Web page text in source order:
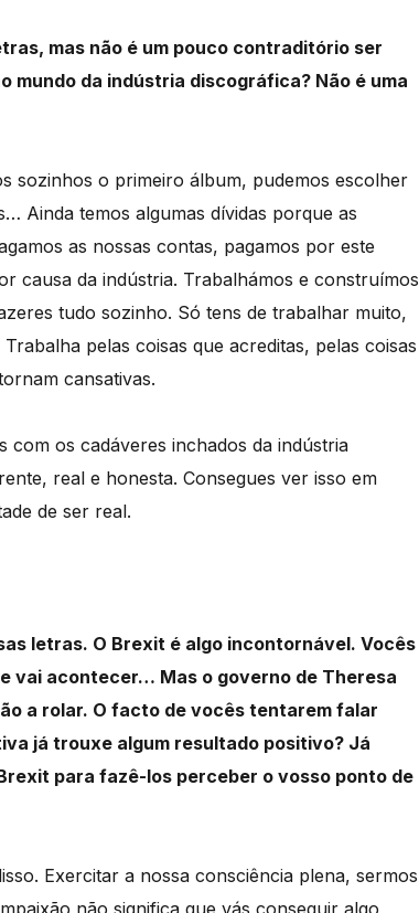
mas não é um pouco contraditório ser
mundo da indústria discográfica? Não é uma
sozinhos o primeiro álbum, pudemos escolher
Ainda temos algumas dívidas porque as
as nossas contas, pagamos por este
causa da indústria. Trabalhámos e construímos
tudo sozinho. Só tens de trabalhar muito,
pelas coisas que acreditas, pelas coisas
cansativas.
os cadáveres inchados da indústria
real e honesta. Consegues ver isso em
de ser real.
letras. O Brexit é algo incontornável. Vocês
vai acontecer… Mas o governo de Theresa
a rolar. O facto de vocês tentarem falar
já trouxe algum resultado positivo? Já
para fazê-los perceber o vosso ponto de
Exercitar a nossa consciência plena, sermos
não significa que vás conseguir algo